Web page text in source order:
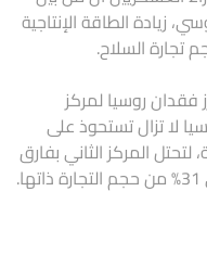
زيادة الطاقة الإنتاجية
تجارة السلاح.
فقدان روسيا لمركز
لا تزال تستحوذ على
لتحتل المركز الثاني بفارق